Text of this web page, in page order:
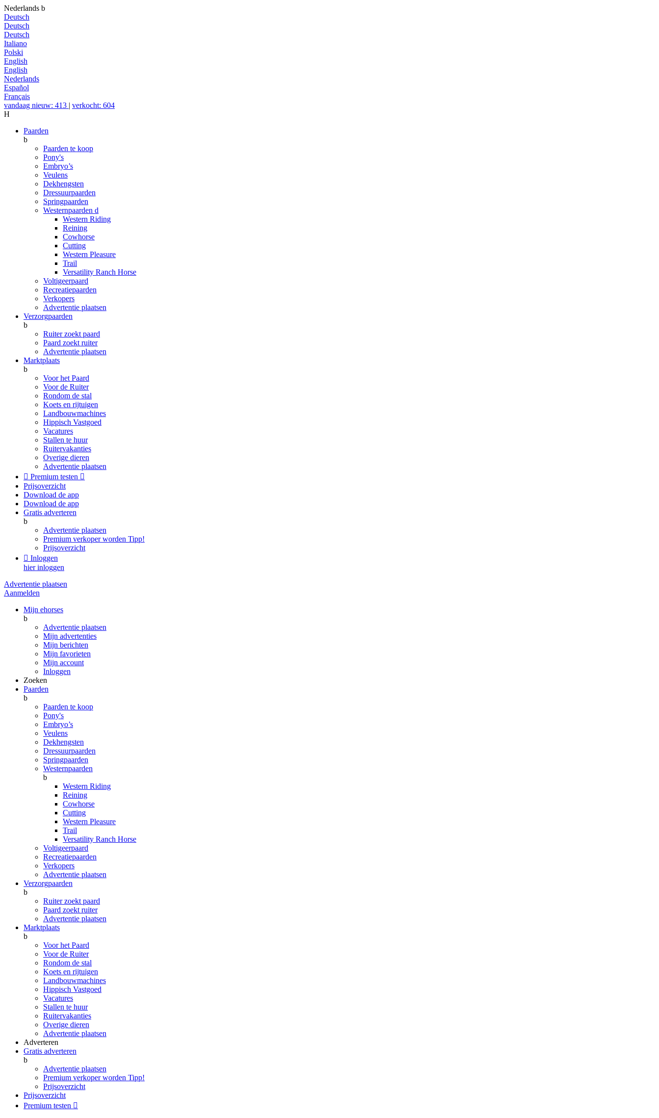
Nederlands b
Deutsch
Deutsch
Deutsch
Italiano
Polski
English
English
Nederlands
Español
Français
vandaag nieuw: 413 | verkocht: 604
H
Paarden
b
Paarden te koop
Pony's
Embryo’s
Veulens
Dekhengsten
Dressuurpaarden
Springpaarden
Westernpaarden d
Western Riding
Reining
Cowhorse
Cutting
Western Pleasure
Trail
Versatility Ranch Horse
Voltigeerpaard
Recreatiepaarden
Verkopers
Advertentie plaatsen
Verzorgpaarden
b
Ruiter zoekt paard
Paard zoekt ruiter
Advertentie plaatsen
Marktplaats
b
Voor het Paard
Voor de Ruiter
Rondom de stal
Koets en rijtuigen
Landbouwmachines
Hippisch Vastgoed
Vacatures
Stallen te huur
Ruitervakanties
Overige dieren
Advertentie plaatsen
 Premium testen 
Prijsoverzicht
Download de app
Download de app
Gratis adverteren
b
Advertentie plaatsen
Premium verkoper worden Tipp!
Prijsoverzicht
 Inloggen
hier inloggen
Advertentie plaatsen
Aanmelden
Mijn ehorses
b
Advertentie plaatsen
Mijn advertenties
Mijn berichten
Mijn favorieten
Mijn account
Inloggen
Zoeken
Paarden
b
Paarden te koop
Pony's
Embryo’s
Veulens
Dekhengsten
Dressuurpaarden
Springpaarden
Westernpaarden
b
Western Riding
Reining
Cowhorse
Cutting
Western Pleasure
Trail
Versatility Ranch Horse
Voltigeerpaard
Recreatiepaarden
Verkopers
Advertentie plaatsen
Verzorgpaarden
b
Ruiter zoekt paard
Paard zoekt ruiter
Advertentie plaatsen
Marktplaats
b
Voor het Paard
Voor de Ruiter
Rondom de stal
Koets en rijtuigen
Landbouwmachines
Hippisch Vastgoed
Vacatures
Stallen te huur
Ruitervakanties
Overige dieren
Advertentie plaatsen
Adverteren
Gratis adverteren
b
Advertentie plaatsen
Premium verkoper worden Tipp!
Prijsoverzicht
Prijsoverzicht
Premium testen 